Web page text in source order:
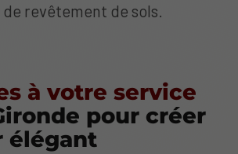
revêtement de sols.
à votre service
pour créer
élégant